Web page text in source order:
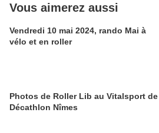
Vous aimerez aussi
Vendredi 10 mai 2024, rando Mai à
vélo et en roller
Photos de Roller Lib au Vitalsport de
Décathlon Nîmes